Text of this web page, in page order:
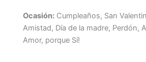
Ocasión: Cumpleaños, San
Amistad, Día de la madre, Perdón,
Amor, porque Sí!